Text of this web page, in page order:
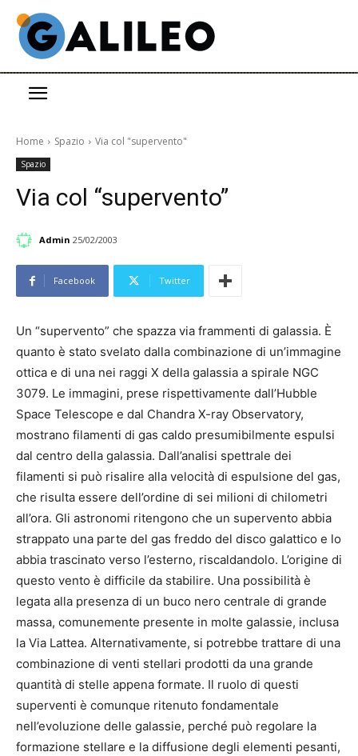
Home Spazio Via col "supervento"
Spazio
Via col “supervento”
Admin 25/02/2003
Facebook Twitter
Un “supervento” che spazza via frammenti di galassia. È
quanto è stato svelato dalla combinazione di un’immagine
ottica e di una nei raggi X della galassia a spirale NGC
3079. Le immagini, prese rispettivamente dall’Hubble
Space Telescope e dal Chandra X-ray Observatory,
mostrano filamenti di gas caldo presumibilmente espulsi
dal centro della galassia. Dall’analisi spettrale dei
filamenti si può risalire alla velocità di espulsione del gas,
che risulta essere dell’ordine di sei milioni di chilometri
all’ora. Gli astronomi ritengono che un supervento abbia
strappato una parte del gas freddo del disco galattico e lo
abbia trascinato verso l’esterno, riscaldandolo. L’origine di
questo vento è difficile da stabilire. Una possibilità è
legata alla presenza di un buco nero centrale di grande
massa, comunemente presente in molte galassie, inclusa
la Via Lattea. Alternativamente, si potrebbe trattare di una
combinazione di venti stellari prodotti da una grande
quantità di stelle appena formate. Il ruolo di questi
superventi è comunque ritenuto fondamentale
nell’evoluzione delle galassie, perché può regolare la
formazione stellare e la diffusione degli elementi pesanti,